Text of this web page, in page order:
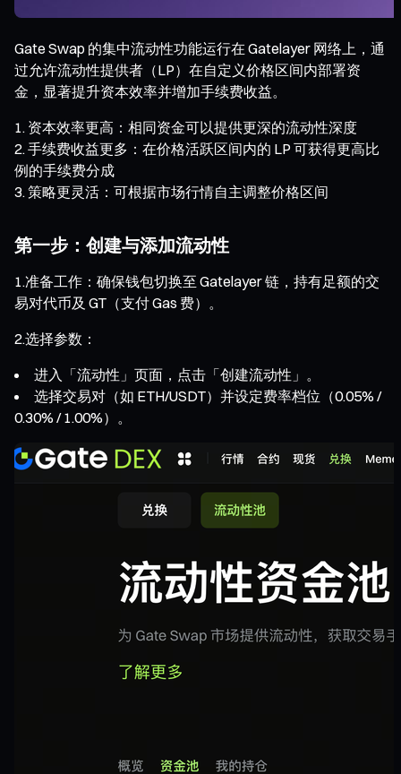
Gate Swap 的集中流动性功能运行在 Gatelayer 网络上，通
过允许流动性提供者（LP）在自定义价格区间内部署资
金，显著提升资本效率并增加手续费收益。
资本效率更高：相同资金可以提供更深的流动性深度
手续费收益更多：在价格活跃区间内的 LP 可获得更高比
例的手续费分成
策略更灵活：可根据市场行情自主调整价格区间
第一步：创建与添加流动性
1.准备工作：确保钱包切换至 Gatelayer 链，持有足额的交
易对代币及 GT（支付 Gas 费）。
2.选择参数：
进入「流动性」页面，点击「创建流动性」。
选择交易对（如 ETH/USDT）并设定费率档位（0.05% /
0.30% / 1.00%）。